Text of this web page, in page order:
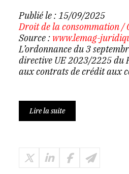
Publié le :15/09/2025
Droit de la consommation/
Source : www.lemag-
L’ordonnance du 3
directive UE 2023/2225 du
aux contrats de crédit aux
Lire la suite